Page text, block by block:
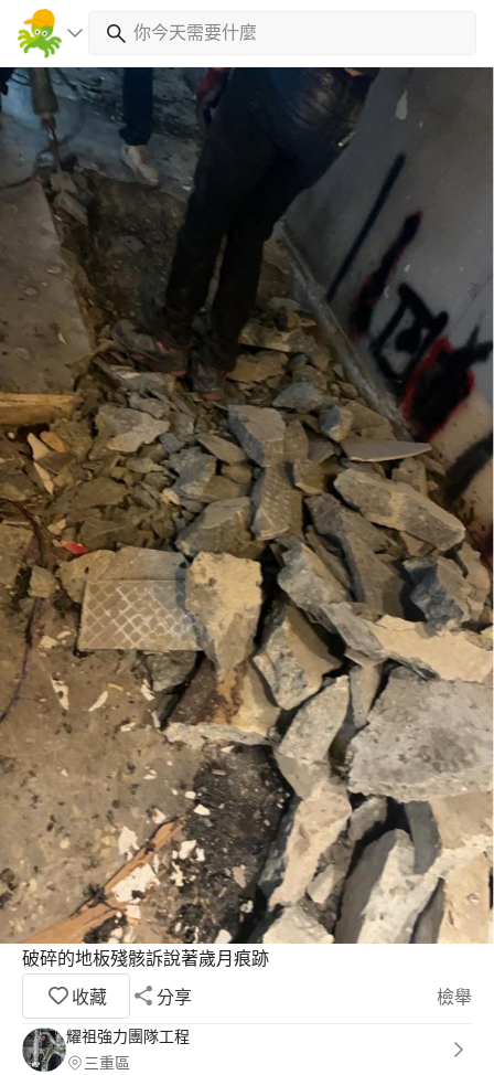
破碎的地板殘骸訴說著歲月痕跡
收藏
分享 檢舉
耀祖強力團隊工程
三重區